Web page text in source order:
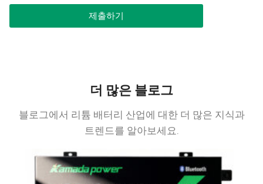
제출하기
더 많은 블로그
블로그에서 리튬 배터리 산업에 대한 더 많은 지식과
트렌드를 알아보세요.